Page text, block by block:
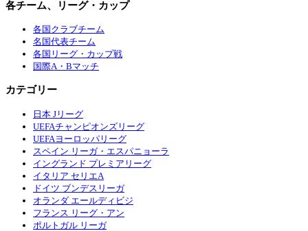
各チーム、リーグ・カップ
各国クラブチーム
名国代表チーム
各国リーグ・カップ戦
国際A・Bマッチ
カテゴリー
日本 Jリーグ
UEFAチャンピオンズリーグ
UEFAヨーロッパリーグ
スペイン リーガ・エスパニョーラ
イングランド プレミアリーグ
イタリア セリエA
ドイツ ブンデスリーガ
オランダ エールディビジ
フランス リーグ・アン
ポルトガル リーガ